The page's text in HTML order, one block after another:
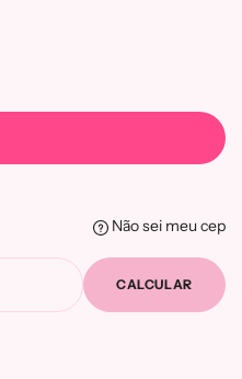
Não sei meu cep
CALCULAR